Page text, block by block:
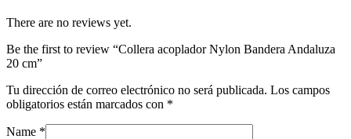
There are no reviews yet.
Be the first to review “Collera acoplador Nylon Bandera Andaluza
20 cm”
Tu dirección de correo electrónico no será publicada. Los campos
obligatorios están marcados con *
Name *